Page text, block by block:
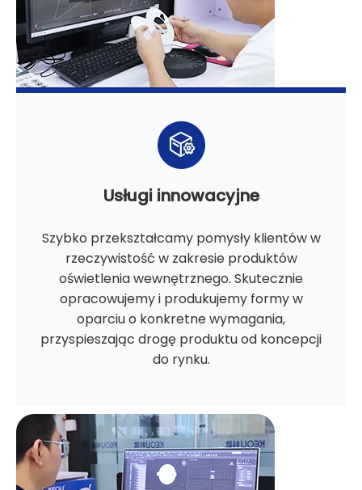
Usługi innowacyjne
Szybko przekształcamy pomysły klientów w
rzeczywistość w zakresie produktów
oświetlenia wewnętrznego. Skutecznie
opracowujemy i produkujemy formy w
oparciu o konkretne wymagania,
przyspieszając drogę produktu od koncepcji
do rynku.